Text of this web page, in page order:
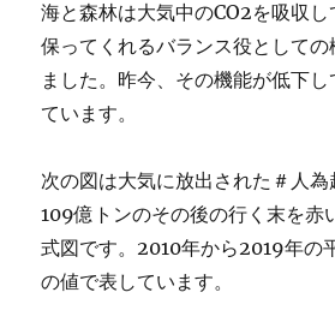
海と森林は大気中のCO2を吸収
保ってくれるバランス役としての
ました。昨今、その機能が低下
ています。
次の図は大気に放出された＃人
109億トンのその後の行く末を赤
式図です。2010年から2019年の
の値で表しています。